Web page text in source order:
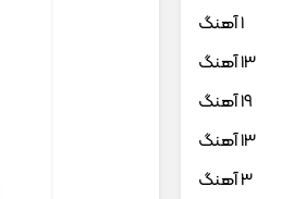
1 آهنگ
13 آهنگ
19 آهنگ
13 آهنگ
3 آهنگ